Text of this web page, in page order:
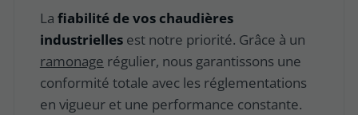
La fiabilité de vos chaudières
industriellesest notre priorité. Grâce à un
ramonage régulier, nous garantissons une
conformité totale avec les réglementations
en vigueur et une performance constante.